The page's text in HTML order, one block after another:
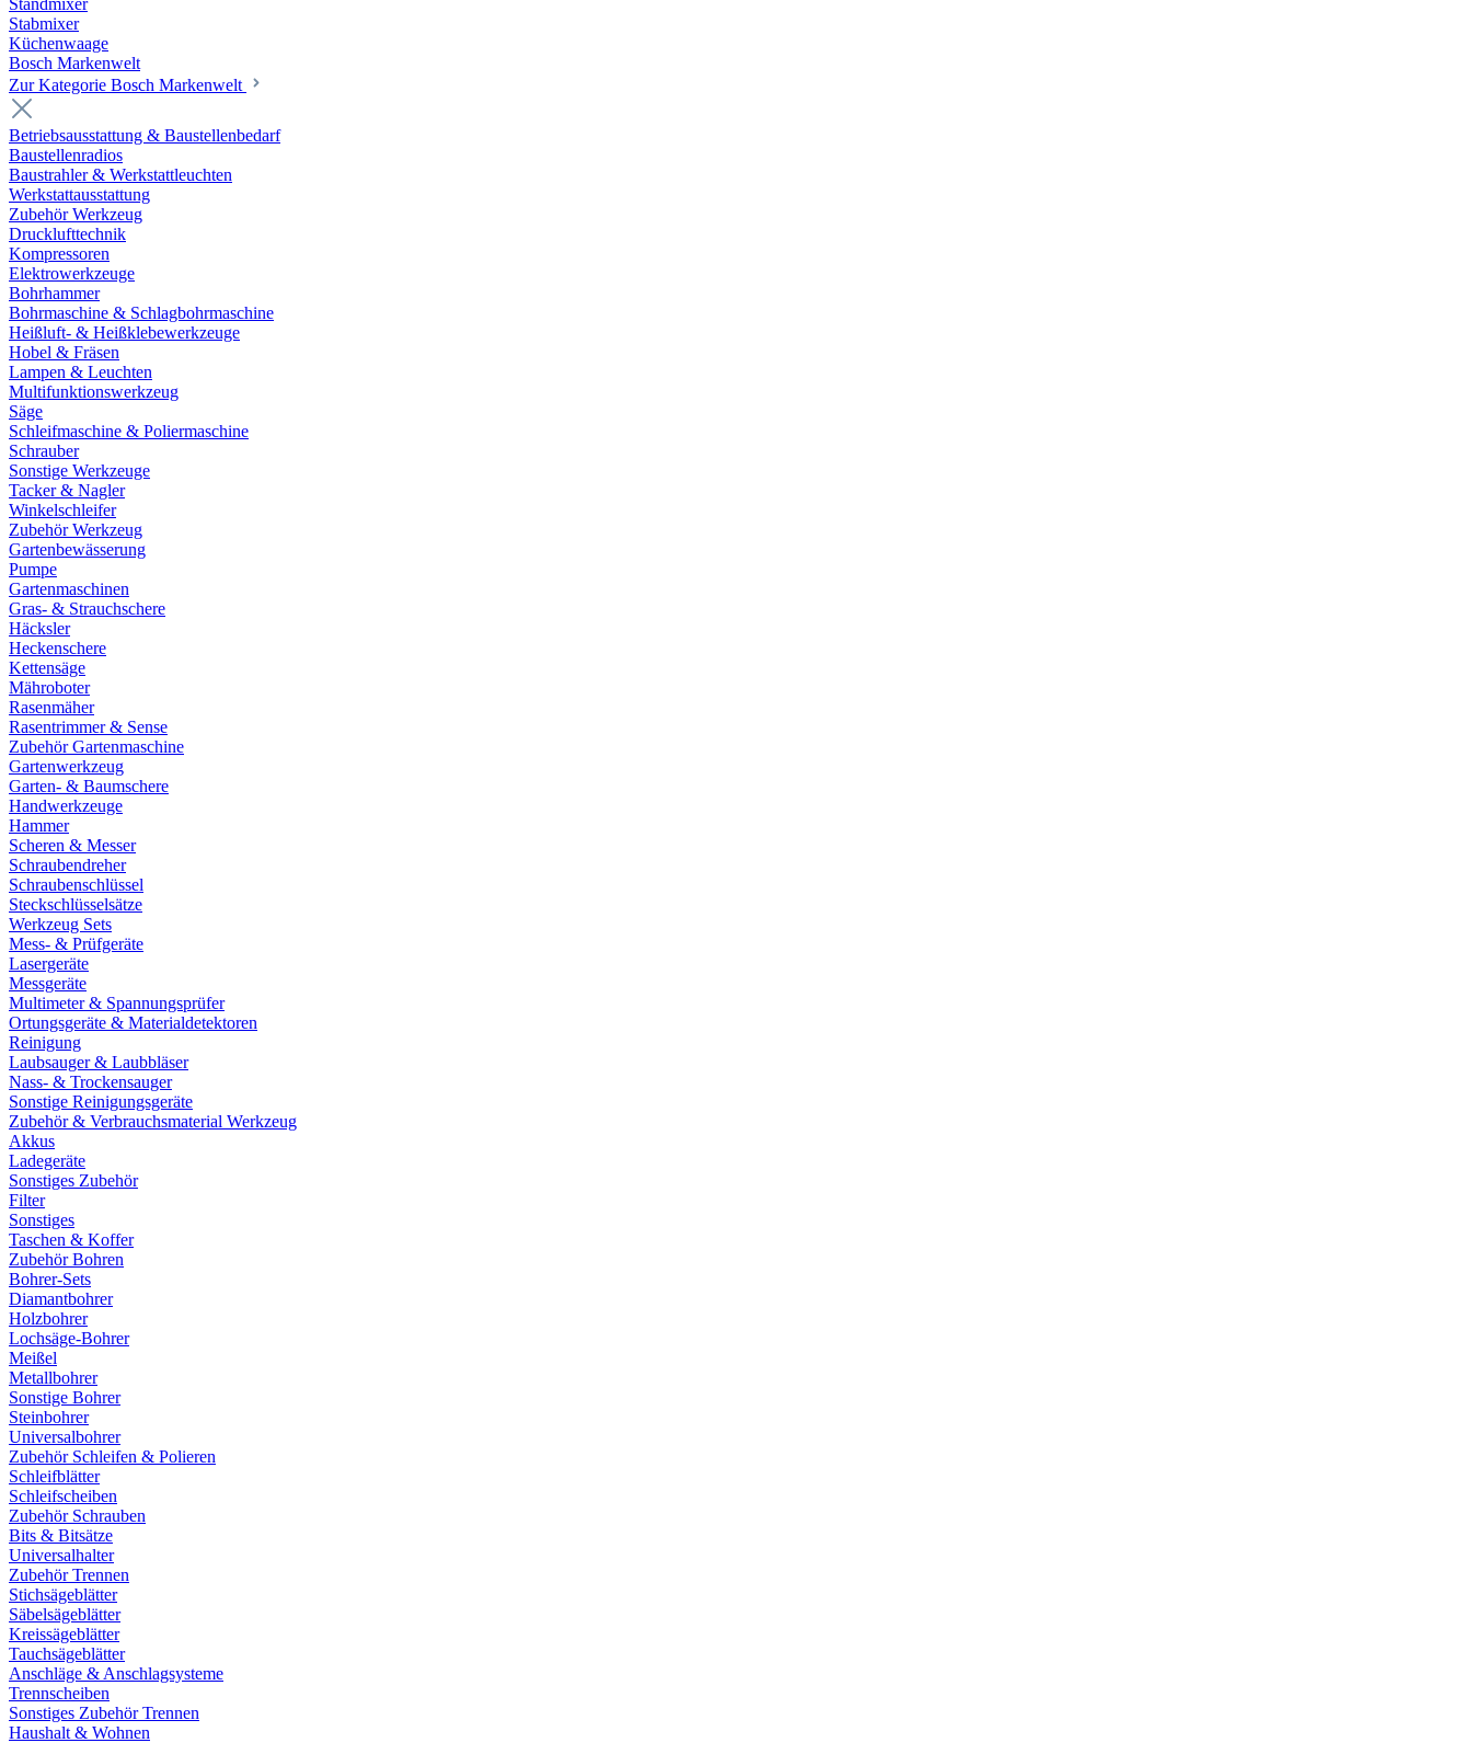
Standmixer
Stabmixer
Küchenwaage
Bosch Markenwelt
Zur Kategorie Bosch Markenwelt
Betriebsausstattung & Baustellenbedarf
Baustellenradios
Baustrahler & Werkstattleuchten
Werkstattausstattung
Zubehör Werkzeug
Drucklufttechnik
Kompressoren
Elektrowerkzeuge
Bohrhammer
Bohrmaschine & Schlagbohrmaschine
Heißluft- & Heißklebewerkzeuge
Hobel & Fräsen
Lampen & Leuchten
Multifunktionswerkzeug
Säge
Schleifmaschine & Poliermaschine
Schrauber
Sonstige Werkzeuge
Tacker & Nagler
Winkelschleifer
Zubehör Werkzeug
Gartenbewässerung
Pumpe
Gartenmaschinen
Gras- & Strauchschere
Häcksler
Heckenschere
Kettensäge
Mähroboter
Rasenmäher
Rasentrimmer & Sense
Zubehör Gartenmaschine
Gartenwerkzeug
Garten- & Baumschere
Handwerkzeuge
Hammer
Scheren & Messer
Schraubendreher
Schraubenschlüssel
Steckschlüsselsätze
Werkzeug Sets
Mess- & Prüfgeräte
Lasergeräte
Messgeräte
Multimeter & Spannungsprüfer
Ortungsgeräte & Materialdetektoren
Reinigung
Laubsauger & Laubbläser
Nass- & Trockensauger
Sonstige Reinigungsgeräte
Zubehör & Verbrauchsmaterial Werkzeug
Akkus
Ladegeräte
Sonstiges Zubehör
Filter
Sonstiges
Taschen & Koffer
Zubehör Bohren
Bohrer-Sets
Diamantbohrer
Holzbohrer
Lochsäge-Bohrer
Meißel
Metallbohrer
Sonstige Bohrer
Steinbohrer
Universalbohrer
Zubehör Schleifen & Polieren
Schleifblätter
Schleifscheiben
Zubehör Schrauben
Bits & Bitsätze
Universalhalter
Zubehör Trennen
Stichsägeblätter
Säbelsägeblätter
Kreissägeblätter
Tauchsägeblätter
Anschläge & Anschlagsysteme
Trennscheiben
Sonstiges Zubehör Trennen
Haushalt & Wohnen